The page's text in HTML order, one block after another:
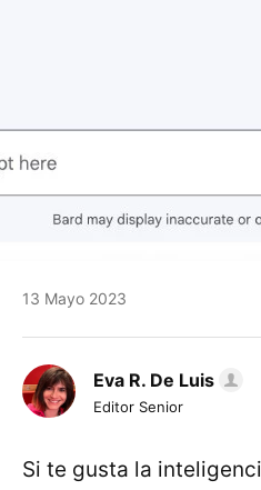
13 Mayo 2023
Eva R. De Luis
Editor Senior
Si te gusta la